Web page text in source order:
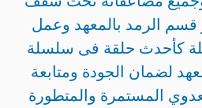
قسم الرمد بالمعهد وعمل
كأحدث حلقة فى سلسلة
لضمان الجودة ومتابعة
المستمرة والمتطورة